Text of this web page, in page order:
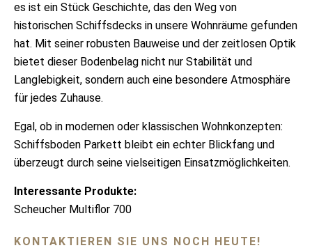
es ist ein Stück Geschichte, das den Weg von
historischen Schiffsdecks in unsere Wohnräume gefunden
hat. Mit seiner robusten Bauweise und der zeitlosen Optik
bietet dieser Bodenbelag nicht nur Stabilität und
Langlebigkeit, sondern auch eine besondere Atmosphäre
für jedes Zuhause.
Egal, ob in modernen oder klassischen Wohnkonzepten:
Schiffsboden Parkett bleibt ein echter Blickfang und
überzeugt durch seine vielseitigen Einsatzmöglichkeiten.
Interessante Produkte:
Scheucher Multiflor 700
KONTAKTIEREN SIE UNS NOCH HEUTE!